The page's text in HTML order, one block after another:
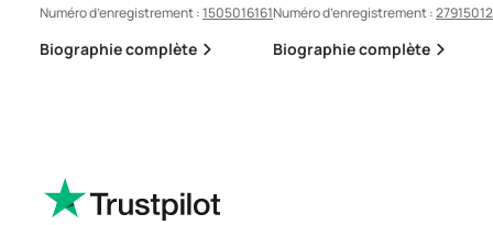
Numéro d’enregistrement :1505016161
Biographie complète
Numéro d’enregistrement :
Biographie complète